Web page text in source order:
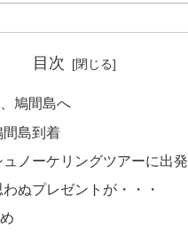
目次
鳩間島へ
間島到着
ュノーケリングツアーに出発
わぬプレゼントが・・・